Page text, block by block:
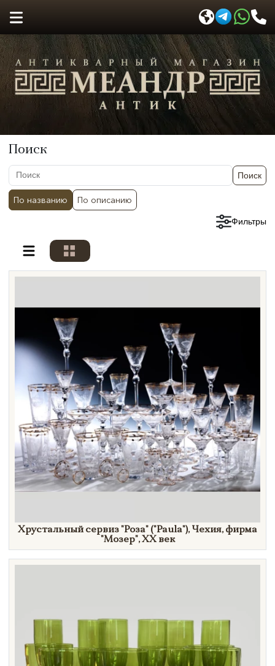
Поиск
Поиск
По названию По описанию
Фильтры
Разделы
Направление
Век
Страна
Автор
Производитель
Стиль
Нет в наличии
Хрустальный сервиз"Роза" ("Paula"), Чехия, фирма
"Мозер", XX век